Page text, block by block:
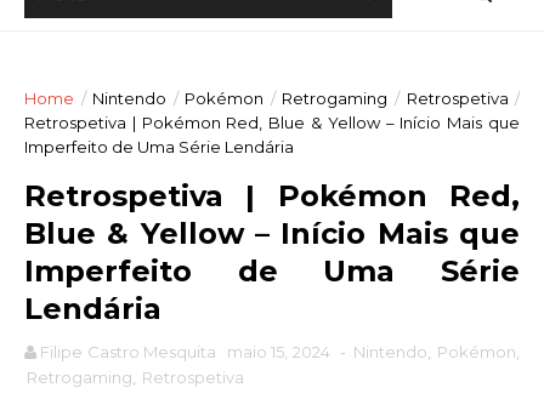
Home / Nintendo / Pokémon / Retrogaming / Retrospetiva /
Retrospetiva | Pokémon Red, Blue & Yellow – Início Mais que
Imperfeito de Uma Série Lendária
Retrospetiva | Pokémon Red,
Blue & Yellow – Início Mais que
Imperfeito de Uma Série
Lendária
Filipe Castro Mesquita maio 15, 2024 - Nintendo Pokémon
Retrogaming
Retrospetiva